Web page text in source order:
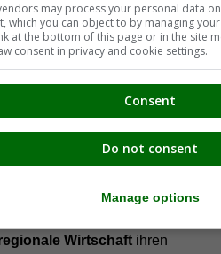
Netzwerk
ist eine von vielen
derJetztMedien.com Medien,
zur Aufgabe gemacht hat, in
mit regionalen Firmen,
Institutionen dieVielfälltigkeit
zu präsentieren.
dabei, der Bevölkerung einen
im
Abgerundet wird dieses
zur regionalen
Gastronomie
der zahlreichen
Wirtschaft ihren
may process your personal data
which you can object to by managing
at the bottom of this page or in the site
consent in privacy and cookie settings.
Consent
Do not consent
Manage options